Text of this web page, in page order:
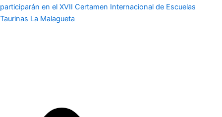
participarán en el XVII Certamen Internacional de Escuelas
Taurinas La Malagueta